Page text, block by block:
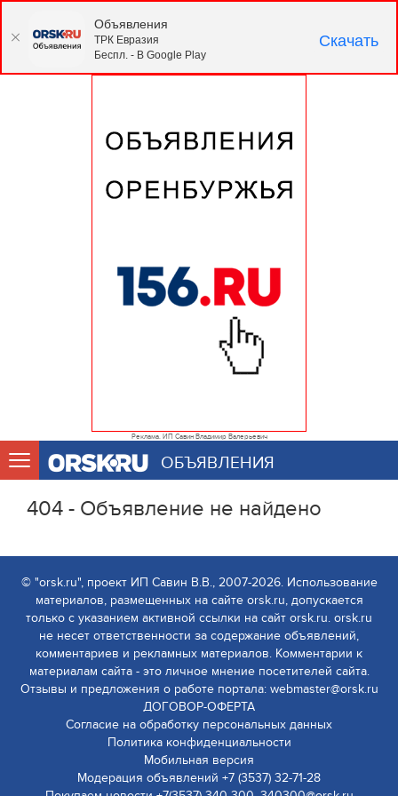
Реклама. ИП Савин Владимир Валерьевич
ОБЪЯВЛЕНИЯ
404 - Объявление не найдено
© "orsk.ru", проект ИП Савин В.В., 2007-2026. Использование
материалов, размещенных на сайте orsk.ru, допускается
только с указанием активной ссылки на сайт orsk.ru. orsk.ru
не несет ответственности за содержание объявлений,
комментариев и рекламных материалов. Комментарии к
материалам сайта - это личное мнение посетителей сайта.
Отзывы и предложения о работе портала: webmaster@orsk.ru
ДОГОВОР-ОФЕРТА
Согласие на обработку персональных данных
Политика конфиденциальности
Мобильная версия
Модерация объявлений +7 (3537) 32-71-28
Объявления
ТРК Евразия
Беспл. - В Google Play
Скачать